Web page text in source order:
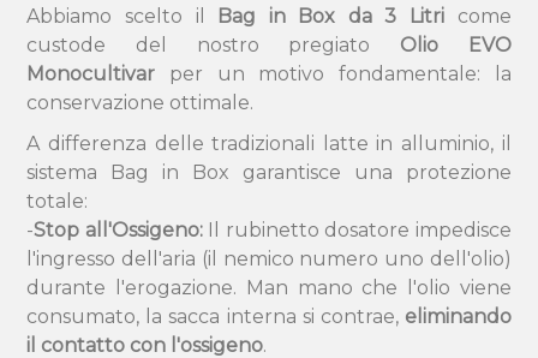
Abbiamo scelto il Bag in Box da 3 Litri come
custode del nostro pregiato Olio EVO
Monocultivar per un motivo fondamentale: la
conservazione ottimale.
A differenza delle tradizionali latte in alluminio, il
sistema Bag in Box garantisce una protezione
totale:
-Stop all'Ossigeno:Il rubinetto dosatore impedisce
l'ingresso dell'aria (il nemico numero uno dell'olio)
durante l'erogazione. Man mano che l'olio viene
consumato, la sacca interna si contrae, eliminando
il contatto con l'ossigeno.